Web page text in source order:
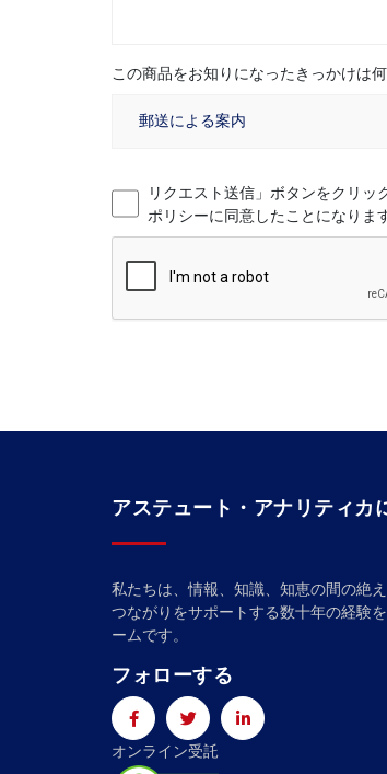
この商品をお知りになったきっかけは
リクエスト送信」ボタンをクリ
ポリシーに同意したことになりま
アステュート・アナリティカ
私たちは、情報、知識、知恵の間の絶
つながりをサポートする数十年の経験
ームです。
フォローする
オンライン受託